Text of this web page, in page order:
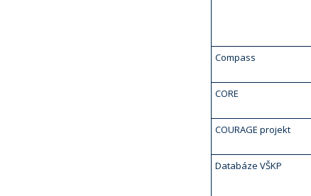
Compass
CORE
COURAGE projekt
Databáze VŠKP